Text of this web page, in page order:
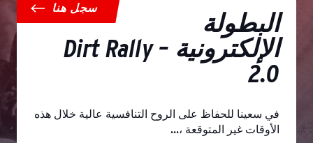
سجل هنا
البطولة
الإلكترونية – Dirt Rally
2.0
في سعينا للحفاظ على الروح التنافسية عالية خلال هذه
الأوقات غير المتوقعة ،…